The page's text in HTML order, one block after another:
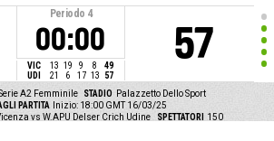
Periodo 4
00:00
VIC 13 19 9 8
49
UDI
21 6 17 13 57
57
A2 Femminile STADIO Palazzetto Dello Sport
PARTITA
Inizio: 18:00 GMT 16/03/25
vs W.APU Delser Crich Udine
SPETTATORI 150